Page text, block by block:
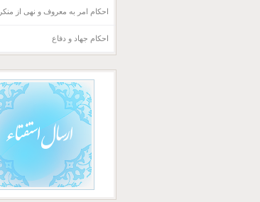
احکام امر به معروف و نهی از منکر
احکام جهاد و دفاع